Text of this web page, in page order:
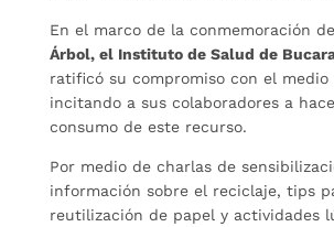
En el marco de la conmemoración
Árbol, el Instituto de Salud de
ratificó su compromiso con el medio
incitando a sus colaboradores a
consumo de este recurso.
Por medio de charlas de
información sobre el reciclaje, tips
reutilización de papel y actividades